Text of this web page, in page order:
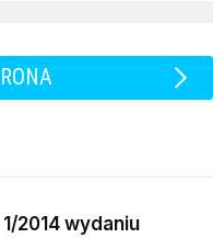
1/2014 wydaniu